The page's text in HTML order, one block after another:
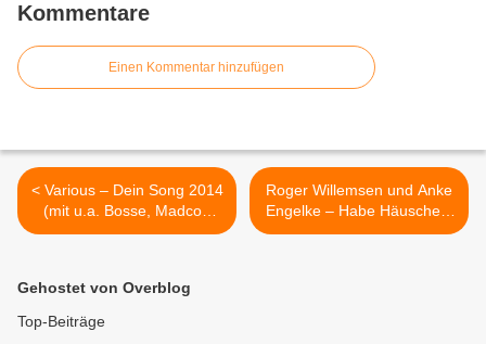
Kommentare
Einen Kommentar hinzufügen
< Various – Dein Song 2014
(mit u.a. Bosse, Madcon
und DJ BoBo)
Roger Willemsen und Anke
Engelke – Habe Häuschen.
Da würden wir leben.
Gehostet von Overblog
Top-Beiträge